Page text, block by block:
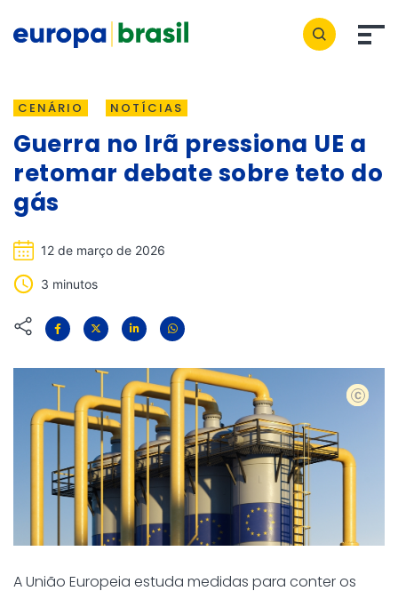
CENÁRIO NOTÍCIAS
Guerra no Irã pressiona UE a
retomar debate sobre teto do
gás
12 de março de 2026
3 minutos
A União Europeia estuda medidas para conter os